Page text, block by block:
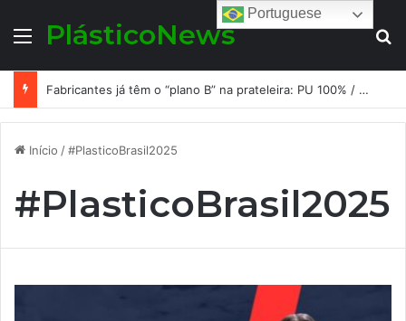
MenuPlásticoNews
Fabricantes já têm o “plano B” na prateleira: PU 100% / NC-free existe, mas ainda é pouco usado: a hora é transformar isso em projeto de resiliência
Início /#PlasticoBrasil2025
#PlasticoBrasil2025
Portuguese